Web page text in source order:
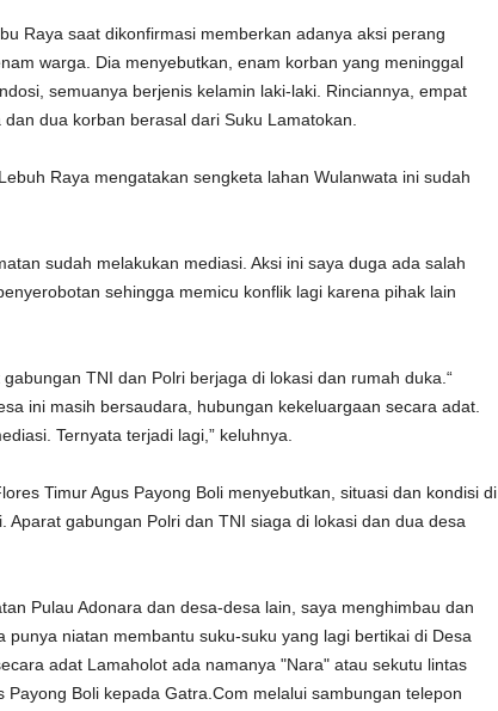
Raya saat dikonfirmasi memberkan adanya aksi perang
warga. Dia menyebutkan, enam korban yang meninggal
semuanya berjenis kelamin laki-laki. Rinciannya, empat
dua korban berasal dari Suku Lamatokan.
Raya mengatakan sengketa lahan Wulanwata ini sudah
sudah melakukan mediasi. Aksi ini saya duga ada salah
sehingga memicu konflik lagi karena pihak lain
TNI dan Polri berjaga di lokasi dan rumah duka.“
ini masih bersaudara, hubungan kekeluargaan secara adat.
Ternyata terjadi lagi,” keluhnya.
Timur Agus Payong Boli menyebutkan, situasi dan kondisi di
Aparat gabungan Polri dan TNI siaga di lokasi dan dua desa
Pulau Adonara dan desa-desa lain, saya menghimbau dan
punya niatan membantu suku-suku yang lagi bertikai di Desa
adat Lamaholot ada namanya "Nara" atau sekutu lintas
Payong Boli kepada Gatra.Com melalui sambungan telepon